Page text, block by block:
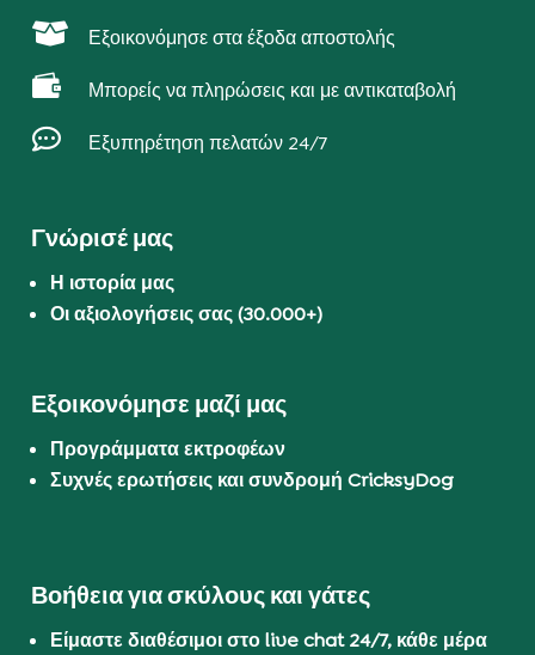
 Εξοικονόμησε στα έξοδα αποστολής
 Μπορείς να πληρώσεις και με αντικαταβολή
 Εξυπηρέτηση πελατών 24/7
Γνώρισέ μας
Η ιστορία μας
Οι αξιολογήσεις σας (30.000+)
Εξοικονόμησε μαζί μας
Προγράμματα εκτροφέων
Συχνές ερωτήσεις και συνδρομή CricksyDog
Βοήθεια για σκύλους και γάτες
Είμαστε διαθέσιμοι στο live chat 24/7, κάθε μέρα